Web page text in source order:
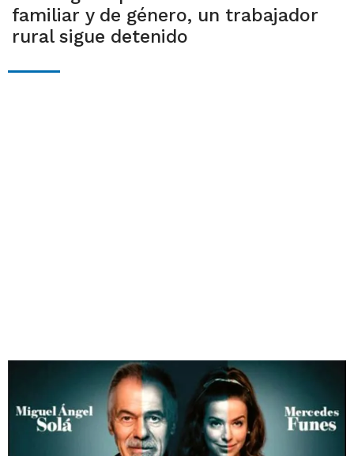
familiar y de género, un trabajador
rural sigue detenido